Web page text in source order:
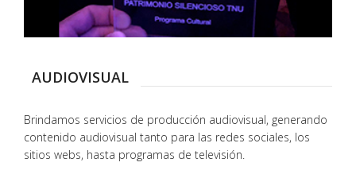
AUDIOVISUAL
Brindamos servicios de producción audiovisual, generando
contenido audiovisual tanto para las redes sociales, los
sitios webs, hasta programas de televisión.